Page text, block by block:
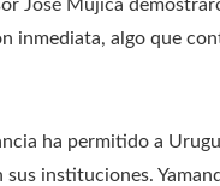
José Mujica
inmediata, algo que
ha permitido a
sus instituciones.